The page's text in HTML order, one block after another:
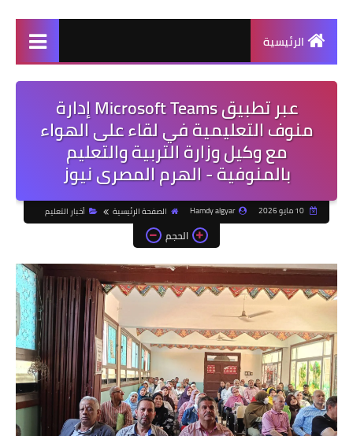
الرئيسية
عبر تطبيق Microsoft Teams إدارة
منوف التعليمية في لقاء على الهواء
مع وكيل وزارة التربية والتعليم
بالمنوفية - الهرم المصرى نيوز
10 مايو 2026 Hamdy algyar الصفحة الرئيسية أخبار التعليم
الحجم